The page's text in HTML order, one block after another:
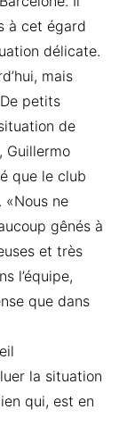
à cet égard
délicate.
mais
petits
de
Guillermo
que le club
«Nous ne
gênés à
et très
l’équipe,
que dans
la situation
qui, est en